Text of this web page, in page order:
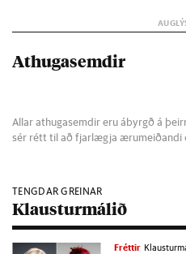
Athugasemdir
Allar athugasemdir eru ábyrgð á
sér rétt til að fjarlægja ærumeiðandi
TENGDAR GREINAR
Klausturmálið
Fréttir